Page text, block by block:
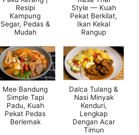
Resipi
Kampung
Segar, Pedas &
Mudah
Style — Kuah
Pekat Berkilat,
Ikan Kekal
Rangup
Mee Bandung
Simple Tapi
Padu, Kuah
Pekat Pedas
Berlemak
Dalca Tulang &
Nasi Minyak
Kenduri,
Lengkap
Dengan Acar
Timun